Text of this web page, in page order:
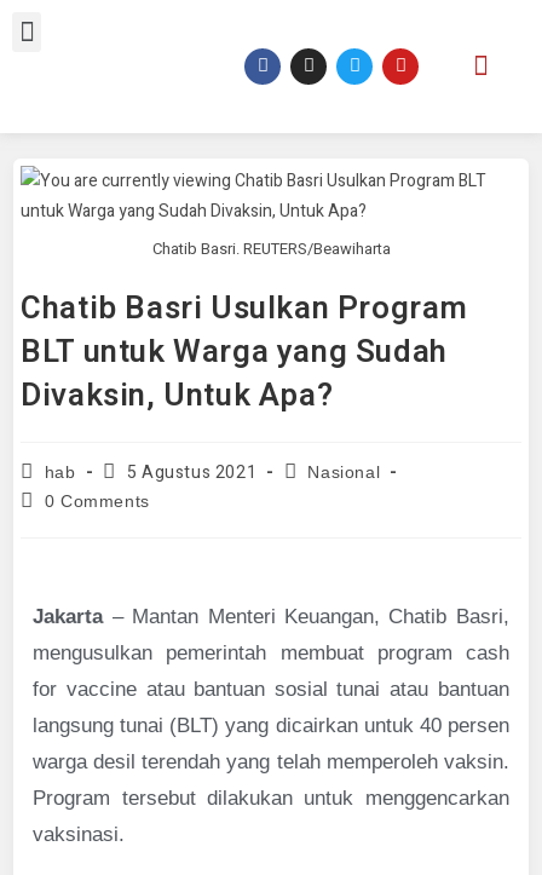
Chatib Basri. REUTERS/Beawiharta
Chatib Basri Usulkan Program
BLT untuk Warga yang Sudah
Divaksin, Untuk Apa?
hab 5 Agustus 2021
Nasional
0 Comments
Jakarta– Mantan Menteri Keuangan, Chatib Basri,
mengusulkan pemerintah membuat program cash
for vaccine atau bantuan sosial tunai atau bantuan
langsung tunai (BLT) yang dicairkan untuk 40 persen
warga desil terendah yang telah memperoleh vaksin.
Program tersebut dilakukan untuk menggencarkan
vaksinasi.